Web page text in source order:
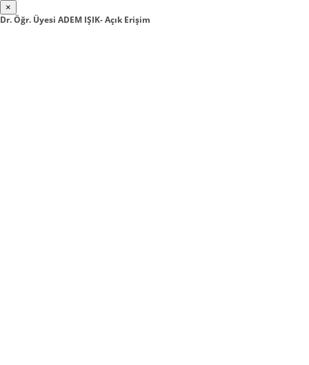
×
Dr. Öğr. Üyesi ADEM IŞIK- Açık Erişim